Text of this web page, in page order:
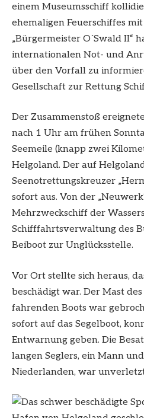
einem Museumsschiff
ehemaligen Feuerschiffes
„Bürgermeister O´Swald II“
internationalen Not- und
über den Vorfall zu
Gesellschaft zur Rettung
Der Zusammenstoß
nach 1 Uhr am frühen
Seemeile (knapp zwei
Helgoland. Der auf
Seenotrettungskreuzer
sofort aus. Von der
Mehrzweckschiff der
Schifffahrtsverwaltung des
Beiboot zur Unglücksstelle.
Vor Ort stellte sich heraus,
beschädigt war. Der Mast
fahrenden Boots war
sofort auf das Segelboot,
Entwarnung geben. Die
langen Seglers, ein Mann
Niederlanden, war